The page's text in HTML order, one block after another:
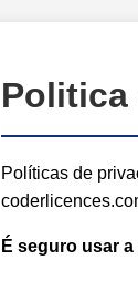
Politica
Políticas de
É seguro usar